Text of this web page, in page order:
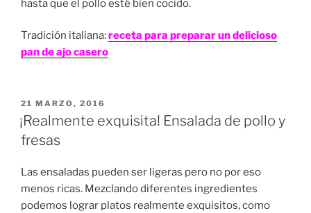
hasta que el pollo esté bien cocido.
Tradición italiana:receta para preparar un delicioso
pan de ajo casero
PUBLICADO
EN
21 MARZO, 2016
¡Realmente exquisita! Ensalada de pollo y
fresas
Las ensaladas pueden ser ligeras pero no por eso
menos ricas. Mezclando diferentes ingredientes
podemos lograr platos realmente exquisitos, como